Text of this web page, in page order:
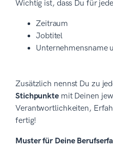
Wichtig ist, dass Du für
Zeitraum
Jobtitel
Unternehmensname
Zusätzlich nennst Du zu
Stichpunktemit Deinen
Verantwortlichkeiten,
fertig!
Muster für Deine